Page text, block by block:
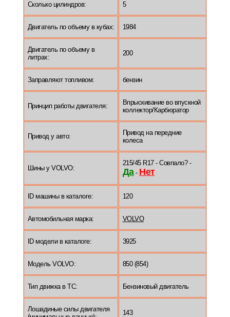
Сколько цилиндров: 5
Двигатель по объему в кубах: 1984
Двигатель по объему в
литрах:
200
Заправляют топливом: бензин
Принцип работы двигателя:
Впрыскивание во впускной
коллектор/Карбюратор
Привод у авто:
Привод на передние
колеса
Шины у VOLVO:
215/45 R17 - Совпало? -
Да- Нет
ID машины в каталоге: 120
Автомобильная марка: VOLVO
ID модели в каталоге: 3925
Модель VOLVO: 850 (854)
Тип движка в ТС: Бензиновый двигатель
Лошадиные силы двигателя
143